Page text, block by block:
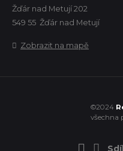
Žďár nad Metují 202
549 55 Žďár nad Metují
Zobrazit na mapě
©2024
všechna